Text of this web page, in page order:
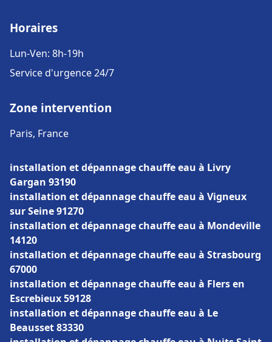
Horaires
Lun-Ven: 8h-19h
Service d'urgence 24/7
Zone intervention
Paris, France
installation et dépannage chauffe eau à Livry
Gargan 93190
installation et dépannage chauffe eau à Vigneux
sur Seine 91270
installation et dépannage chauffe eau à Mondeville
14120
installation et dépannage chauffe eau à Strasbourg
67000
installation et dépannage chauffe eau à Flers en
Escrebieux 59128
installation et dépannage chauffe eau à Le
Beausset 83330